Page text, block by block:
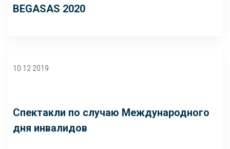
BEGASAS 2020
10 12 2019
Спектакли по случаю Международного
дня инвалидов